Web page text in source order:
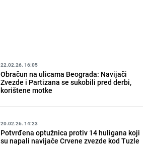
22.02.26. 16:05
Obračun na ulicama Beograda: Navijači
Zvezde i Partizana se sukobili pred derbi,
korištene motke
20.02.26. 14:23
Potvrđena optužnica protiv 14 huligana koji
su napali navijače Crvene zvezde kod Tuzle